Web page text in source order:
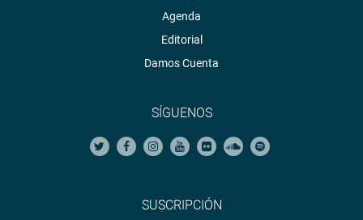
Agenda
Editorial
Damos Cuenta
SÍGUENOS
SUSCRIPCIÓN